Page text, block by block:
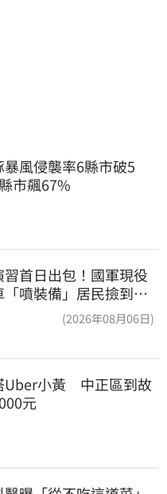
暴風侵襲率6縣市破5
市飆67%
習首日出包！國軍現役
「噴裝備」居民撿到零
(2026年08月06日)
Uber小黃　中正區到故
元